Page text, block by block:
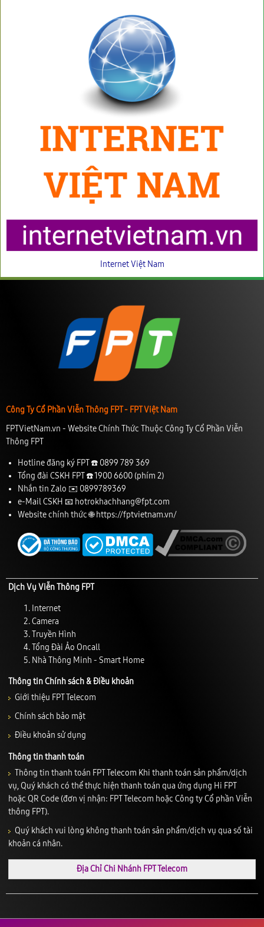
Internet Việt Nam
Công Ty Cổ Phần Viễn Thông FPT - FPT Việt Nam
FPTVietNam.vn - Website Chính Thức Thuộc Công Ty Cổ Phần Viễn
Thông FPT
Hotline đăng ký FPT ☎️ 0899 789 369
Tổng đài CSKH FPT ☎️1900 6600(phím 2)
Nhắn tin Zalo ✉️ 0899789369
e-Mail CSKH 📧 hotrokhachhang@fpt.com
Website chính thức 🌐 https://fptvietnam.vn/
Dịch Vụ Viễn Thông FPT
Internet
Camera
Truyền Hình
Tổng Đài Ảo Oncall
Nhà Thông Minh - Smart Home
Thông tin Chính sách & Điều khoản
Giới thiệu FPT Telecom
Chính sách bảo mật
Điều khoản sử dụng
Thông tin thanh toán
Thông tin thanh toán FPT Telecom Khi thanh toán sản phẩm/dịch
vụ, Quý khách có thể thực hiện thanh toán qua ứng dụng Hi FPT
hoặc QR Code (đơn vị nhận: FPT Telecom hoặc Công ty Cổ phần Viễn
thông FPT).
Quý khách vui lòng không thanh toán sản phẩm/dịch vụ qua số tài
khoản cá nhân.
Địa Chỉ Chi Nhánh FPT Telecom